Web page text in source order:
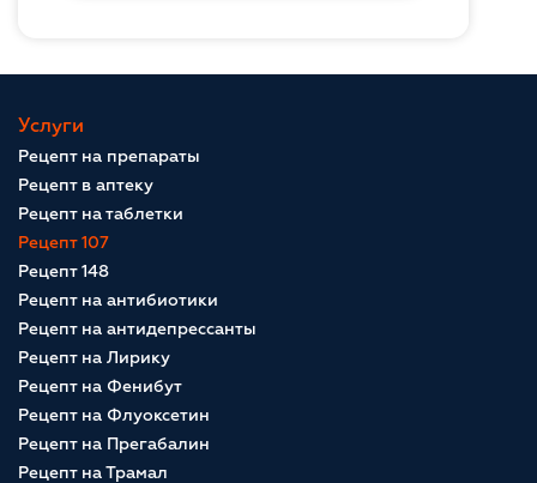
Услуги
Рецепт на препараты
Рецепт в аптеку
Рецепт на таблетки
Рецепт 107
Рецепт 148
Рецепт на антибиотики
Рецепт на антидепрессанты
Рецепт на Лирику
Рецепт на Фенибут
Рецепт на Флуоксетин
Рецепт на Прегабалин
Рецепт на Трамал